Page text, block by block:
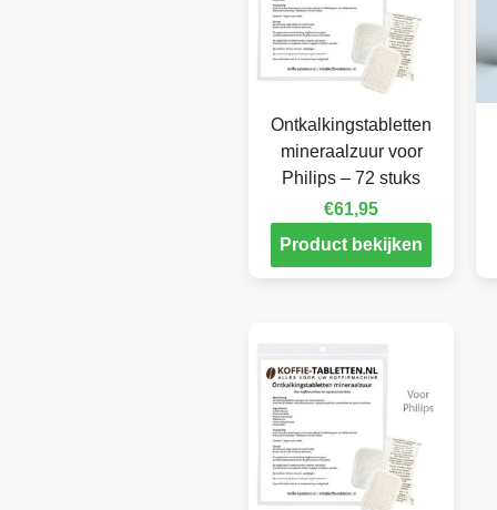
Ontkalkingstabletten
mineraalzuur voor
Philips – 72 stuks
€61,95
Product bekijken